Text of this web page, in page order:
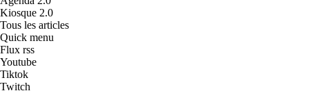
Kiosque 2.0
Tous les articles
Quick menu
Flux rss
Youtube
Tiktok
Twitch